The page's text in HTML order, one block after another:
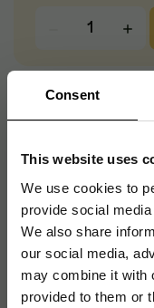
Consent
This website uses
We use cookies to
provide social
We also share
our social media,
may combine it with
provided to them or
Visselpipa senior i
Artikelnummer:
Originalnummer: